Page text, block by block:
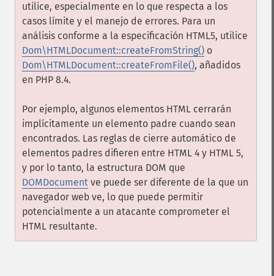
utilice, especialmente en lo que respecta a los
casos límite y el manejo de errores. Para un
análisis conforme a la especificación HTML5, utilice
Dom\HTMLDocument::createFromString() o
Dom\HTMLDocument::createFromFile(), añadidos
en PHP 8.4.
Por ejemplo, algunos elementos HTML cerrarán
implícitamente un elemento padre cuando sean
encontrados. Las reglas de cierre automático de
elementos padres difieren entre HTML 4 y HTML 5,
y por lo tanto, la estructura DOM que
DOMDocument ve puede ser diferente de la que un
navegador web ve, lo que puede permitir
potencialmente a un atacante comprometer el
HTML resultante.